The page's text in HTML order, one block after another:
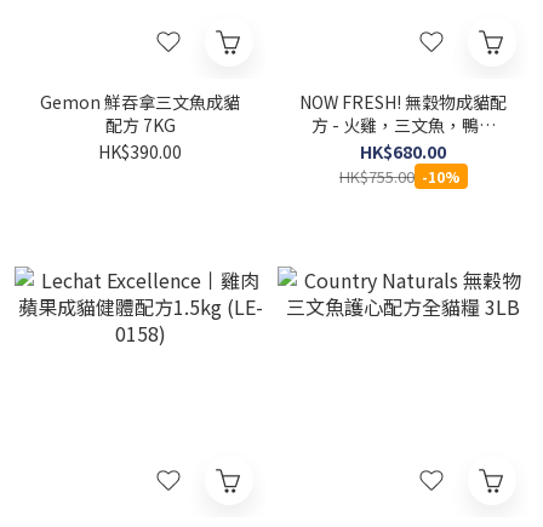
Gemon 鮮吞拿三文魚成貓
配方 7KG
HK$390.00
NOW FRESH! 無穀物成貓配
方 - 火雞，三文魚，鴨肉
16LB
HK$680.00
HK$755.00 -10%